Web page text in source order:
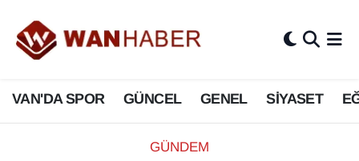
VAN'DA SPOR GÜNCEL GENEL SİYASET
GÜNDEM
3.SAYFA
ASAYİŞ
BİLİM VE TEKNOLOJİ
Van Nöbetçi Eczaneler
Van Hava Durumu
Van Namaz Vakitleri